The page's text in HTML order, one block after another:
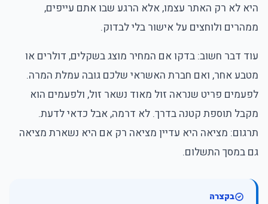
היא לא רק האתר עצמו, אלא הרגע שבו אתם עייפים,
ממהרים ולוחצים על אישור בלי לבדוק.
עוד דבר חשוב: בדקו אם המחיר מוצג בשקלים, דולרים או
מטבע אחר, ואם חברת האשראי שלכם גובה עמלת המרה.
לפעמים פריט שנראה זול מאוד נשאר זול, ולפעמים הוא
מקבל תוספת קטנה בדרך. לא דרמה, אבל כדאי לדעת.
תרגום: מציאה היא עדיין מציאה רק אם היא נשארת מציאה
גם במסך התשלום.
בקצרה